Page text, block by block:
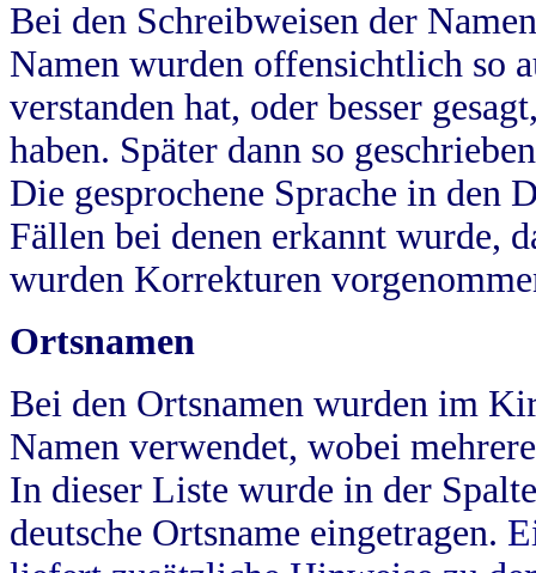
Bei den Schreibweisen der
Namen wurden offensichtlich so
verstanden hat, oder besser
haben. Später dann so
Die gesprochene Sprache in
Fällen bei denen erkannt wurde,
wurden Korrekturen
Ortsnamen
Bei den Ortsnamen wurden im
Namen verwendet, wobei
In dieser Liste wurde in der
deutsche Ortsname eingetragen.